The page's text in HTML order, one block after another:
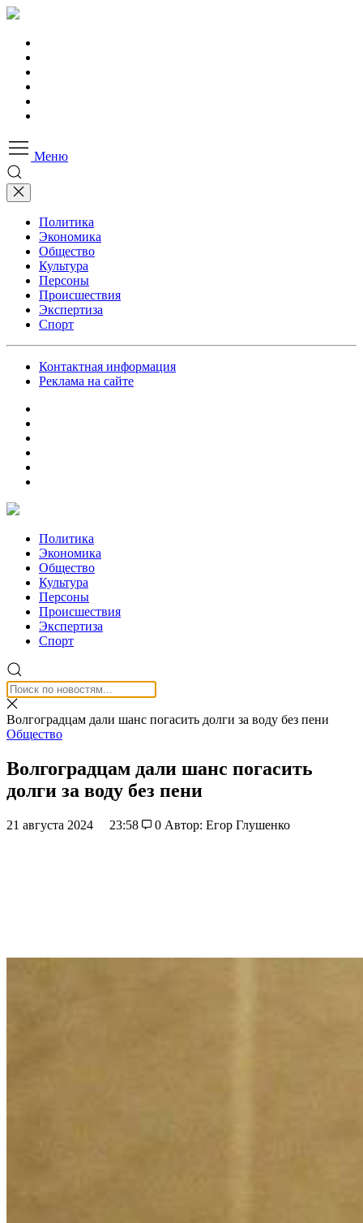
Меню
Политика
Экономика
Общество
Культура
Персоны
Происшествия
Экспертиза
Спорт
Контактная информация
Реклама на сайте
Политика
Экономика
Общество
Культура
Персоны
Происшествия
Экспертиза
Спорт
Волгоградцам дали шанс погасить долги за воду без пени
Общество
Волгоградцам дали шанс погасить
долги за воду без пени
21 августа 2024 23:58 0 Автор: Егор Глушенко